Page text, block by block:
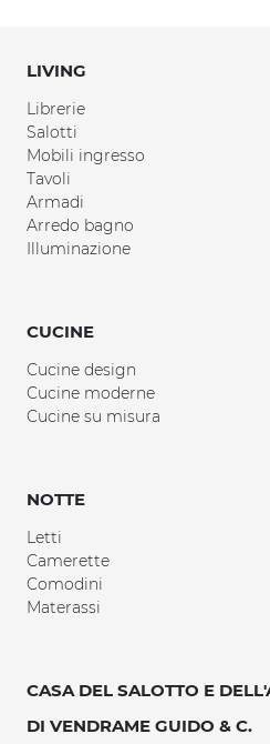
LIVING
Librerie
Salotti
Mobili ingresso
Tavoli
Armadi
Arredo bagno
Illuminazione
CUCINE
Cucine design
Cucine moderne
Cucine su misura
NOTTE
Letti
Camerette
Comodini
Materassi
CASA DEL SALOTTO E
DI VENDRAME GUIDO & C.